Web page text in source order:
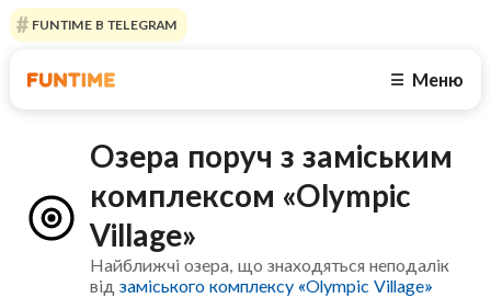
FUNTIME В TELEGRAM
☰ Меню
Озера поруч з заміським
комплексом «Olympic
Village»
Найближчі озера, що знаходяться неподалік
відзаміського комплексу «Olympic Village»